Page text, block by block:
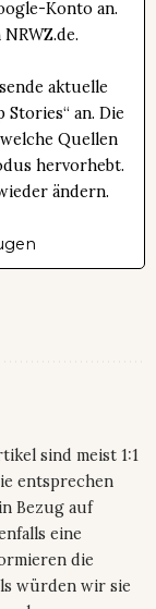
Konto an.
aktuelle
an. Die
Quellen
hervorhebt.
ändern.
sind meist 1:1
entsprechen
Bezug auf
eine
die
würden wir sie